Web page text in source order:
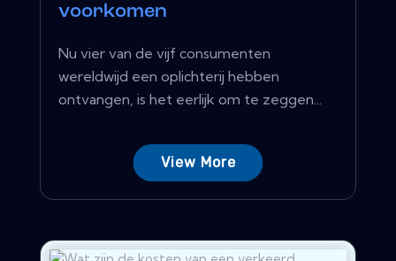
voorkomen
Nu vier van de vijf consumenten
wereldwijd een oplichterij hebben
ontvangen, is het eerlijk om te zeggen...
View More